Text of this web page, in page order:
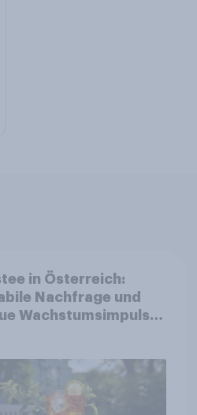
in Österreich:
Nachfrage und
Wachstumsimpulse